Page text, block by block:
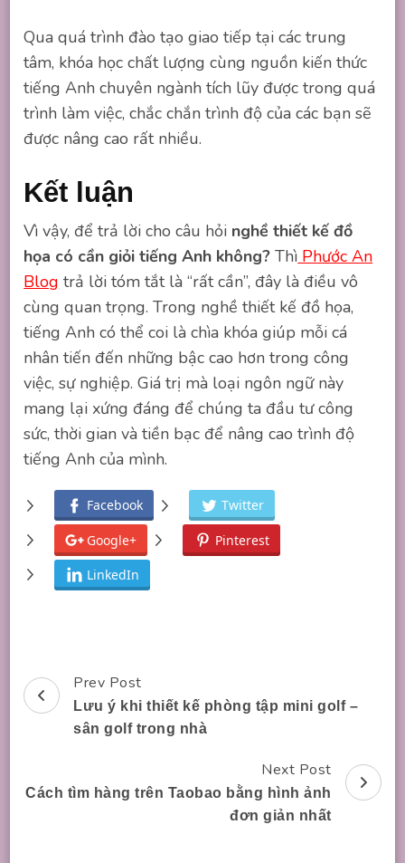
Qua quá trình đào tạo giao tiếp tại các trung
tâm, khóa học chất lượng cùng nguồn kiến thức
tiếng Anh chuyên ngành tích lũy được trong quá
trình làm việc, chắc chắn trình độ của các bạn sẽ
được nâng cao rất nhiều.
Kết luận
Vì vậy, để trả lời cho câu hỏi nghề thiết kế đồ
họa có cần giỏi tiếng Anh không? Thì Phước An
Blog trả lời tóm tắt là “rất cần”, đây là điều vô
cùng quan trọng. Trong nghề thiết kế đồ họa,
tiếng Anh có thể coi là chìa khóa giúp mỗi cá
nhân tiến đến những bậc cao hơn trong công
việc, sự nghiệp. Giá trị mà loại ngôn ngữ này
mang lại xứng đáng để chúng ta đầu tư công
sức, thời gian và tiền bạc để nâng cao trình độ
tiếng Anh của mình.
Facebook Twitter
Google+ Pinterest
LinkedIn
Post
Navigation
Prev Post
Lưu ý khi thiết kế phòng tập mini golf –
sân golf trong nhà
Next Post
Cách tìm hàng trên Taobao bằng hình ảnh
đơn giản nhất